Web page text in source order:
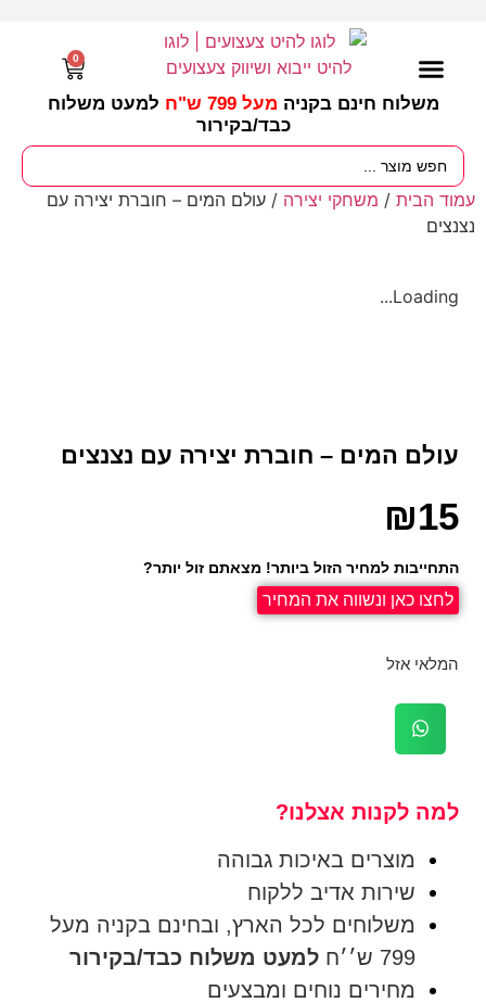
משלוח חינם בקניה מעל 799 ש"ח
למעט משלוח
כבד/בקירור
0
עמוד הבית / משחקי יצירה / עולם המים – חוברת יצירה עם
נצנצים
Loading...
עולם המים – חוברת יצירה עם נצנצים
₪15
התחייבות למחיר הזול ביותר! מצאתם זול יותר?
לחצו כאן ונשווה את המחיר
המלאי אזל
למה לקנות אצלנו?
מוצרים באיכות גבוהה
שירות אדיב ללקוח
משלוחים לכל הארץ, ובחינם בקניה מעל
799 ש׳׳ח
למעט משלוח כבד/בקירור
מחירים נוחים ומבצעים